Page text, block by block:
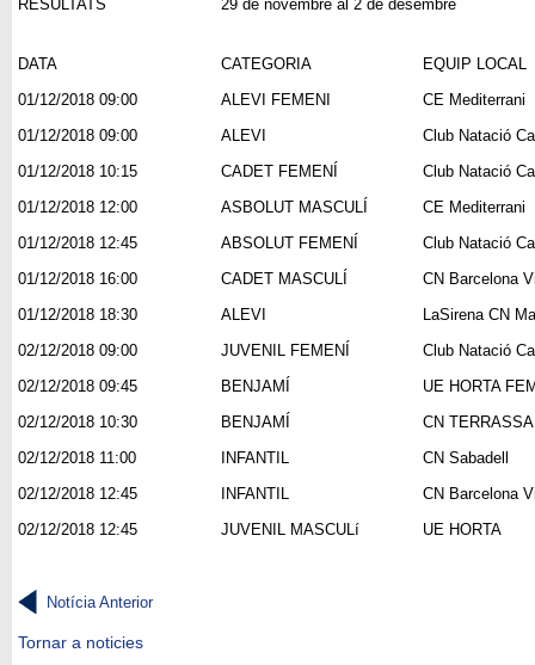
RESULTATS 29 de novembre al 2 de desembre
DATA CATEGORIA
EQUIP LOCAL
01/12/2018 09:00
ALEVI FEMENI
CE Mediterrani
01/12/2018 09:00
ALEVI
Club Natació
01/12/2018 10:15
CADET FEMENÍ
Club Natació
01/12/2018 12:00
ASBOLUT MASCULÍ
CE Mediterrani
01/12/2018 12:45
ABSOLUT FEMENÍ
Club Natació
01/12/2018 16:00
CADET MASCULÍ
CN Barcelona
01/12/2018 18:30
ALEVI
LaSirena CN
02/12/2018 09:00
JUVENIL FEMENÍ
Club Natació
02/12/2018 09:45
BENJAMÍ
UE HORTA
02/12/2018 10:30
BENJAMÍ
CN
02/12/2018 11:00
INFANTIL
CN Sabadell
02/12/2018 12:45
INFANTIL
CN Barcelona
02/12/2018 12:45
JUVENIL MASCULí UE HORTA
Notícia Anterior
Tornar a noticies